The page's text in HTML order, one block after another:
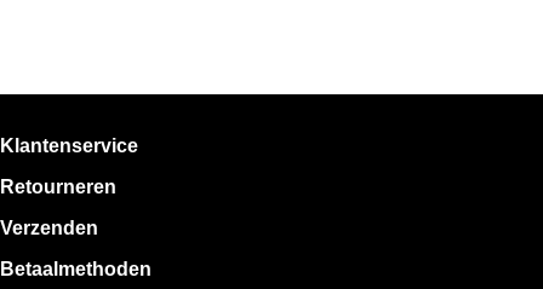
Klantenservice
Retourneren
Verzenden
Betaalmethoden